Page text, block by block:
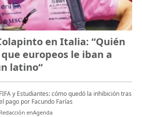
en Italia: “Quién
europeos le iban a
latino“
FIFA y Estudiantes: cómo quedó la inhibición tras
pago por Facundo Farías
Redacción enAgenda